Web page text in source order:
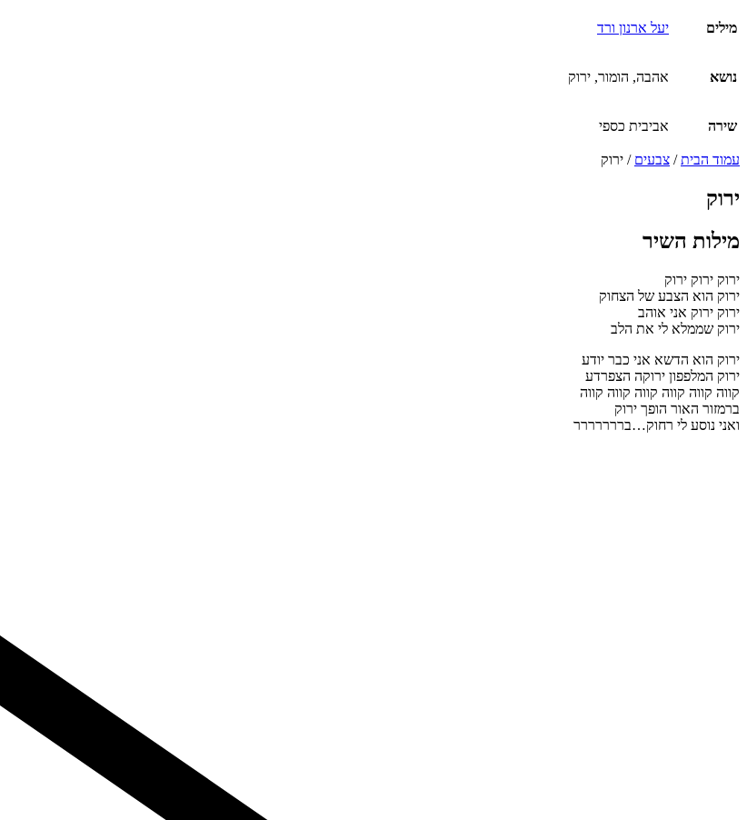
מילים יעל ארנון ורד
נושא אהבה, הומור, ירוק
שירה אביבית כספי
עמוד הבית/ צבעים / ירוק
ירוק
מילות השיר
ירוק ירוק ירוק
ירוק הוא הצבע של הצחוק
ירוק ירוק אני אוהב
ירוק שממלא לי את הלב
ירוק הוא הדשא אני כבר יודע
ירוק המלפפון ירוקה הצפרדע
קווה קווה קווה קווה קווה קווה
ברמזור האור הופך ירוק
ואני נוסע לי רחוק…בררררררר